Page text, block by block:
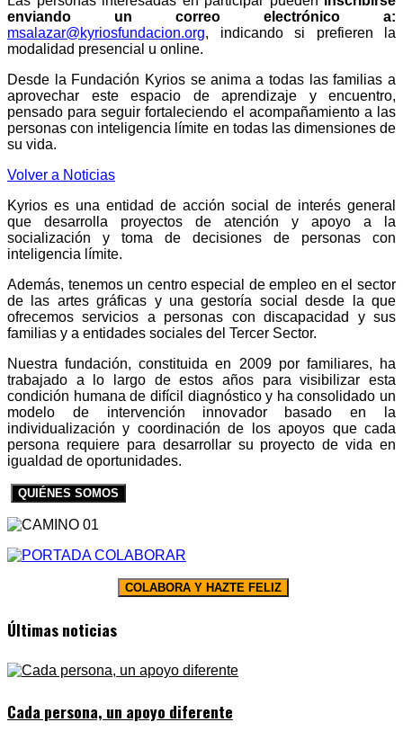
enviando un correo electrónico a:
msalazar@kyriosfundacion.org, indicando si prefieren la
modalidad presencial u online.
Desde la Fundación Kyrios se anima a todas las familias a
aprovechar este espacio de aprendizaje y encuentro,
pensado para seguir fortaleciendo el acompañamiento a las
personas con inteligencia límite en todas las dimensiones de
su vida.
Volver a Noticias
Kyrios es una entidad de acción social de interés general
que desarrolla proyectos de atención y apoyo a la
socialización y toma de decisiones de personas con
inteligencia límite.
Además, tenemos un centro especial de empleo en el sector
de las artes gráficas y una gestoría social desde la que
ofrecemos servicios a personas con discapacidad y sus
familias y a entidades sociales del Tercer Sector.
Nuestra fundación, constituida en 2009 por familiares, ha
trabajado a lo largo de estos años para visibilizar esta
condición humana de difícil diagnóstico y ha consolidado un
modelo de intervención innovador basado en la
individualización y coordinación de los apoyos que cada
persona requiere para desarrollar su proyecto de vida en
igualdad de oportunidades.
QUIÉNES SOMOS
COLABORA Y HAZTE FELIZ
Últimas noticias
Cada persona, un apoyo diferente